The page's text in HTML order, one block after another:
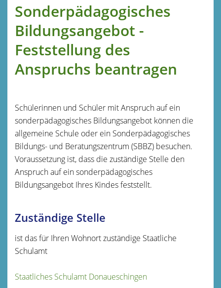
Sonderpädagogisches
Bildungsangebot -
Feststellung des
Anspruchs beantragen
Schülerinnen und Schüler mit Anspruch auf ein
sonderpädagogisches Bildungsangebot können die
allgemeine Schule oder ein Sonderpädagogisches
Bildungs- und Beratungszentrum (SBBZ) besuchen.
Voraussetzung ist, dass die zuständige Stelle den
Anspruch auf ein sonderpädagogisches
Bildungsangebot Ihres Kindes feststellt.
Zuständige Stelle
ist das für Ihren Wohnort zuständige Staatliche
Schulamt
Staatliches Schulamt Donaueschingen